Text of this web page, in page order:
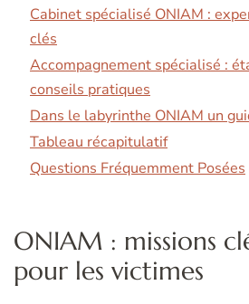
Cabinet spécialisé ONIAM :
clés
Accompagnement spécialisé :
conseils pratiques
Dans le labyrinthe ONIAM un
Tableau récapitulatif
Questions Fréquemment Posées
ONIAM : missions
pour les victimes